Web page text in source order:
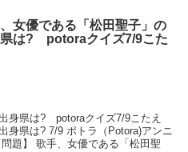
女優である「松田聖子」の
は? potoraクイズ7/9こた
身県は? potoraクイズ7/9こたえ
身県は? 7/9 ポトラ（Potora)アンニ
題】 歌手、女優である「松田聖